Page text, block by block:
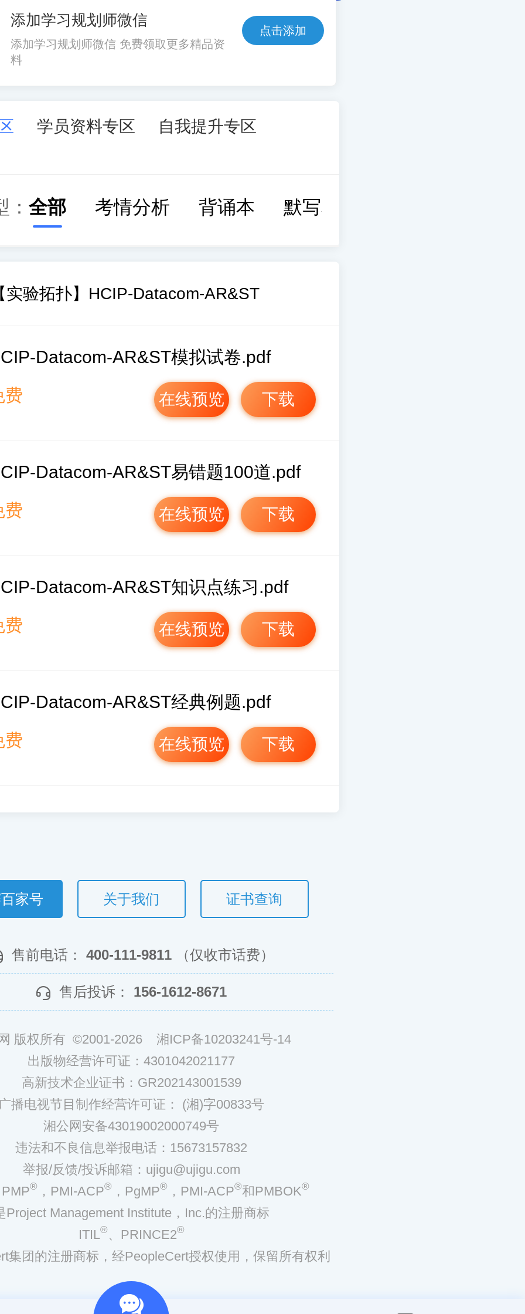
添加学习规划师微信
添加学习规划师微信 免费领取更多精品资
料
点击添加
学员资料专区 自我提升专区
全部 考情分析 背诵本 默写本
实验拓扑】HCIP-Datacom-AR&ST
Datacom-AR&ST模拟试卷.pdf
费
下载
在线预览
Datacom-AR&ST易错题100道.pdf
费
下载
在线预览
Datacom-AR&ST知识点练习.pdf
费
下载
在线预览
Datacom-AR&ST经典例题.pdf
费
下载
在线预览
家号 关于我们 证书查询
售前电话： 400-111-9811 （仅收市话费）
售后投诉： 156-1612-8671
版权所有 ©2001-2026 湘ICP备10203241号-14
出版物经营许可证：4301042021177
高新技术企业证书：GR202143001539
播电视节目制作经营许可证： (湘)字00833号
湘公网安备43019002000749号
违法和不良信息举报电话：15673157832
举报/反馈/投诉邮箱：ujigu@ujigu.com
® ，PMI-ACP® ，PgMP® ，PMI-ACP®和PMBOK®
Project Management Institute，Inc.的注册商标
ITIL®、PRINCE2®
集团的注册商标，经PeopleCert授权使用，保留所有权利